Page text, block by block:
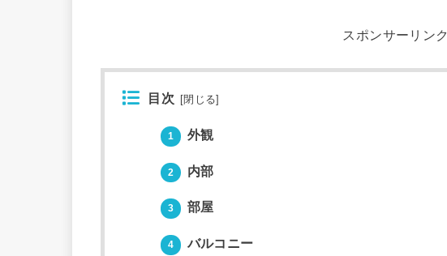
スポンサーリンク
目次 閉じる
1 外観
2 内部
3 部屋
4 バルコニー